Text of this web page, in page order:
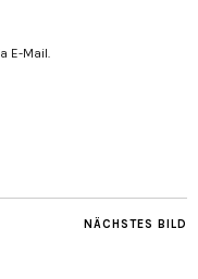
E-Mail.
NÄCHSTES BILD